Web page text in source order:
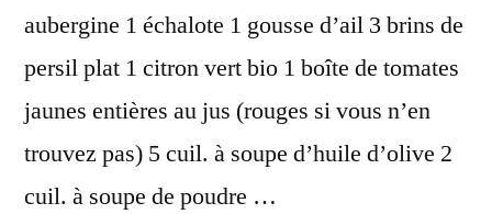
aubergine 1 échalote 1 gousse d’ail 3 brins de
persil plat 1 citron vert bio 1 boîte de tomates
jaunes entières au jus (rouges si vous n’en
trouvez pas) 5 cuil. à soupe d’huile d’olive 2
cuil. à soupe de poudre …